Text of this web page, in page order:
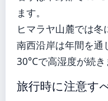
ます。
ヒマラヤ山麓では冬
南西沿岸は年間を通
30°Cで高湿度が続き
旅行時に注意す